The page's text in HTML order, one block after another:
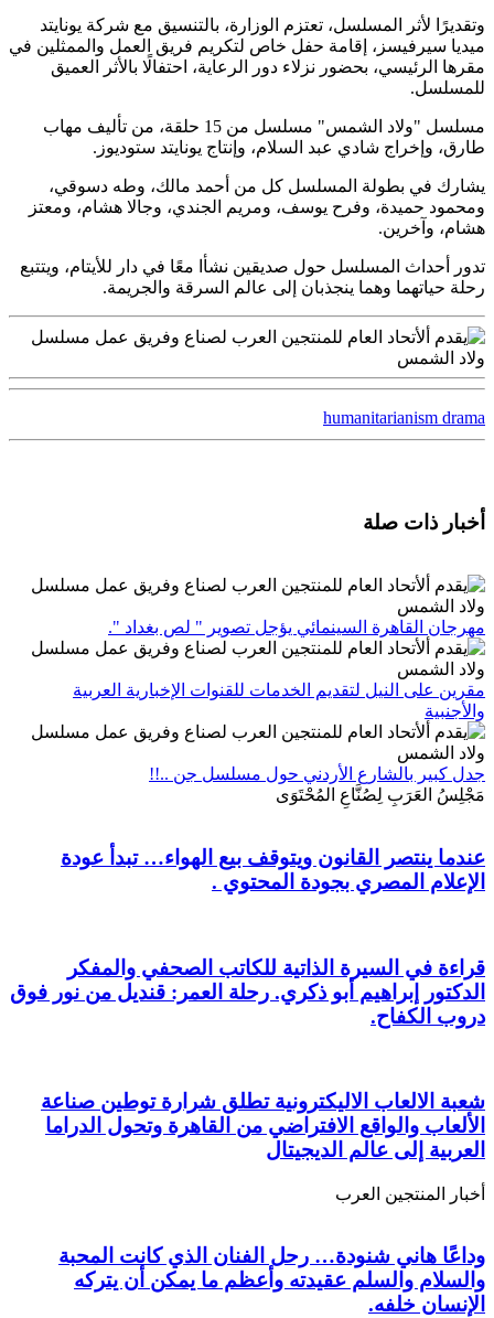
وتقديرًا لأثر المسلسل، تعتزم الوزارة، بالتنسيق مع شركة يونايتد
ميديا ​​سيرفيسز، إقامة حفل خاص لتكريم فريق العمل والممثلين في
مقرها الرئيسي، بحضور نزلاء دور الرعاية، احتفالًا بالأثر العميق
للمسلسل.
مسلسل "ولاد الشمس" مسلسل من 15 حلقة، من تأليف مهاب
طارق، وإخراج شادي عبد السلام، وإنتاج يونايتد ستوديوز.
يشارك في بطولة المسلسل كل من أحمد مالك، وطه دسوقي،
ومحمود حميدة، وفرح يوسف، ومريم الجندي، وجالا هشام، ومعتز
هشام، وآخرين.
تدور أحداث المسلسل حول صديقين نشأا معًا في دار للأيتام، ويتتبع
رحلة حياتهما وهما ينجذبان إلى عالم السرقة والجريمة.
humanitarianism drama
أخبار ذات صلة
مهرجان القاهرة السينمائي يؤجل تصوير " لص بغداد ".
مقرين على النيل لتقديم الخدمات للقنوات الإخبارية العربية
والأجنبية
جدل كبير بالشارع الأردني حول مسلسل جن ..!!
مَجْلِسُ العَرَبِ لِصُنَّاعِ المُحْتَوَى
عندما ينتصر القانون ويتوقف بيع الهواء… تبدأ عودة
الإعلام المصري بجودة المحتوي .
قراءة في السيرة الذاتية للكاتب الصحفي والمفكر
الدكتور إبراهيم أبو ذكري. رحلة العمر: قنديل من نور فوق
دروب الكفاح.
شعبة الالعاب الاليكترونية تطلق شرارة توطين صناعة
الألعاب والواقع الافتراضي من القاهرة وتحول الدراما
العربية إلى عالم الديجيتال
أخبار المنتجين العرب
وداعًا هاني شنودة… رحل الفنان الذي كانت المحبة
والسلام والسلم عقيدته وأعظم ما يمكن أن يتركه
الإنسان خلفه.